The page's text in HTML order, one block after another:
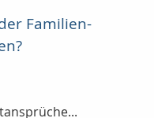
Familien-